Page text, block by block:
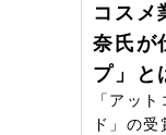
コスメ
奈氏が
プ」と
「アッ
ド」の